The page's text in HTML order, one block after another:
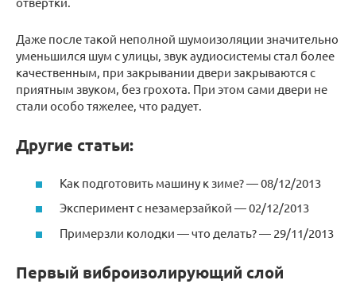
Даже после такой неполной шумоизоляции значительно
уменьшился шум с улицы, звук аудиосистемы стал более
качественным, при закрывании двери закрываются с
приятным звуком, без грохота. При этом сами двери не
стали особо тяжелее, что радует.
Другие статьи:
Как подготовить машину к зиме? — 08/12/2013
Эксперимент с незамерзайкой — 02/12/2013
Примерзли колодки — что делать? — 29/11/2013
Первый виброизолирующий слой